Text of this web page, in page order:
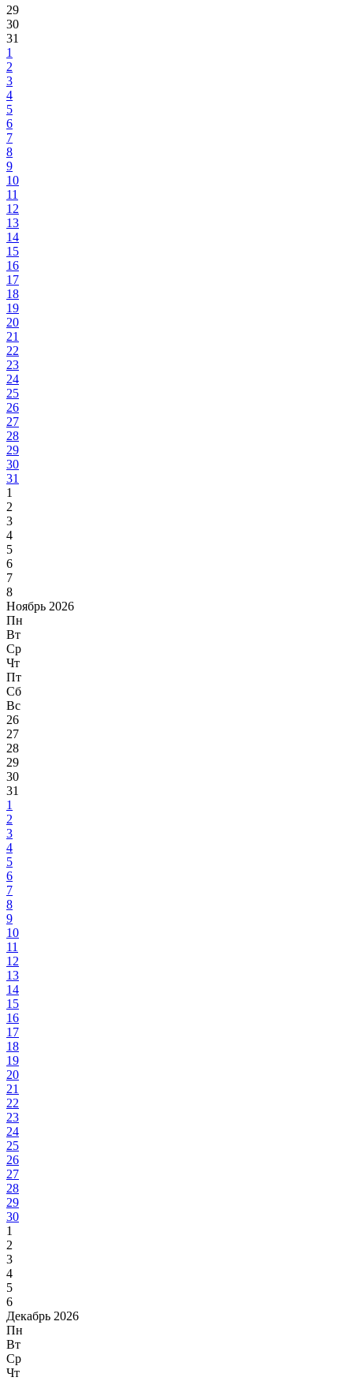
29
30
31
1
2
3
4
5
6
7
8
9
10
11
12
13
14
15
16
17
18
19
20
21
22
23
24
25
26
27
28
29
30
31
1
2
3
4
5
6
7
8
Ноябрь 2026
Пн
Вт
Ср
Чт
Пт
Сб
Вс
26
27
28
29
30
31
1
2
3
4
5
6
7
8
9
10
11
12
13
14
15
16
17
18
19
20
21
22
23
24
25
26
27
28
29
30
1
2
3
4
5
6
Декабрь 2026
Пн
Вт
Ср
Чт